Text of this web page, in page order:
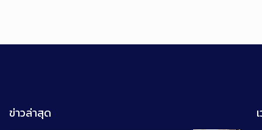
ข่าวล่าสุด